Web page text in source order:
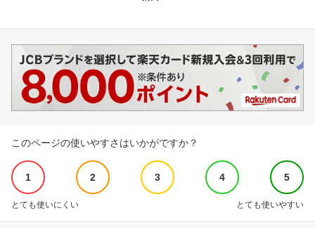
このページの使いやすさはいかがですか？
1 2 3 4 5
とても使いにくい とても使いやすい